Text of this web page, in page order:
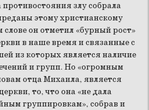
злу собрала
этому христианскому
слове он отметил «бурный рост»
в наше время и связанные с
из которых является наличие
и групп. Но «огромным
отца Михаила, является
то, что она «не дала
группировкам», собрав и